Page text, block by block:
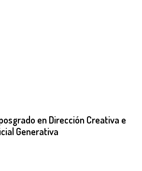
en Dirección Creativa e
Generativa